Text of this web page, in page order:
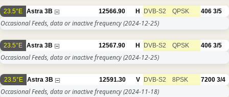
23.5°E Astra 3B 12566.90 H DVB-S2 QPSK 406 3/5
Occasional Feeds, data or inactive frequency(2024-12-25)
23.5°E Astra 3B 12567.90 H DVB-S2 QPSK 406 3/5
Occasional Feeds, data or inactive frequency(2024-12-25)
23.5°E Astra 3B 12591.30 V DVB-S2 8PSK 7200 3/4
Occasional Feeds, data or inactive frequency(2024-11-18)